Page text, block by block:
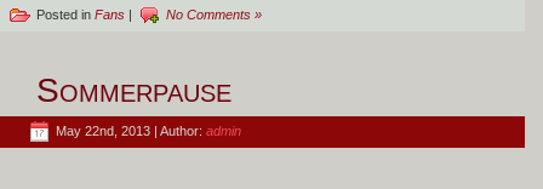
Posted in Fans| No Comments »
Sommerpause
May 22nd, 2013 | Author: admin